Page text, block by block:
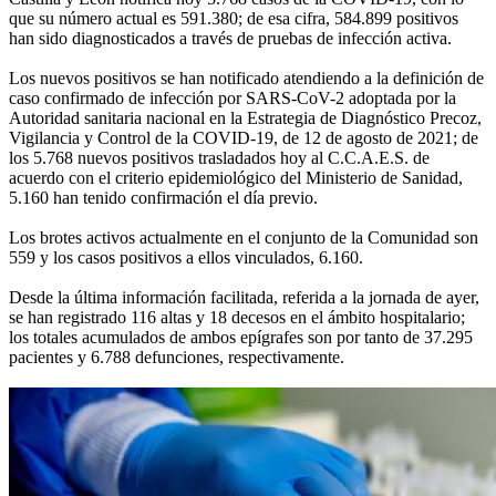
que su número actual es 591.380; de esa cifra, 584.899 positivos
han sido diagnosticados a través de pruebas de infección activa.
Los nuevos positivos se han notificado atendiendo a la definición de
caso confirmado de infección por SARS-CoV-2 adoptada por la
Autoridad sanitaria nacional en la Estrategia de Diagnóstico Precoz,
Vigilancia y Control de la COVID-19, de 12 de agosto de 2021; de
los 5.768 nuevos positivos trasladados hoy al C.C.A.E.S. de
acuerdo con el criterio epidemiológico del Ministerio de Sanidad,
5.160 han tenido confirmación el día previo.
Los brotes activos actualmente en el conjunto de la Comunidad son
559 y los casos positivos a ellos vinculados, 6.160.
Desde la última información facilitada, referida a la jornada de ayer,
se han registrado 116 altas y 18 decesos en el ámbito hospitalario;
los totales acumulados de ambos epígrafes son por tanto de 37.295
pacientes y 6.788 defunciones, respectivamente.